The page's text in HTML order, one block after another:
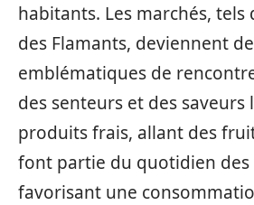
habitants. Les marchés, tels
des Flamants, deviennent
emblématiques de
des senteurs et des saveurs
produits frais, allant des
font partie du quotidien des
favorisant une